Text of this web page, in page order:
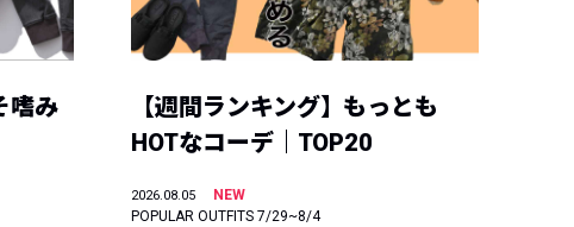
嗜み
【週間ランキング】もっとも
HOTなコーデ｜TOP20
2026.08.05
NEW
POPULAR OUTFITS 7/29~8/4